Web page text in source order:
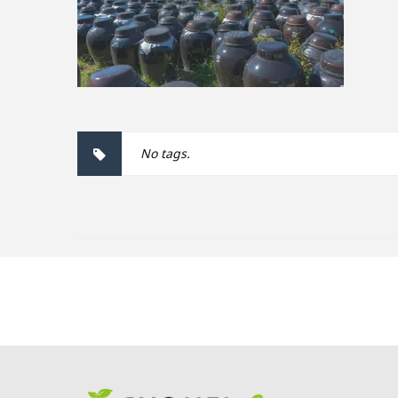
No tags.